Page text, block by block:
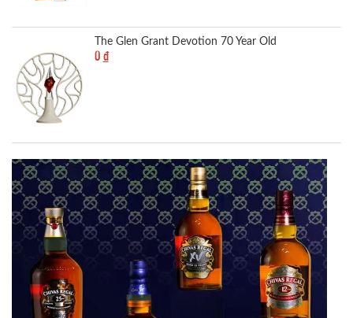
The Glen Grant Devotion 70 Year Old
0 đ